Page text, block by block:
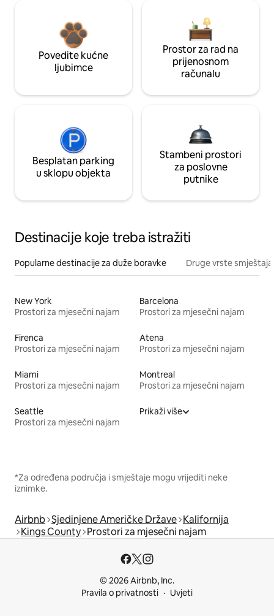
Povedite kućne
ljubimce
Prostor za rad na
prijenosnom
računalu
Besplatan parking
u sklopu objekta
Stambeni prostori
za poslovne
putnike
Destinacije koje treba istražiti
Popularne destinacije za duže boravke Druge vrste smještaja
New York
Prostori za mjesečni najam
Barcelona
Prostori za mjesečni najam
Firenca
Prostori za mjesečni najam
Atena
Prostori za mjesečni najam
Miami
Prostori za mjesečni najam
Montreal
Prostori za mjesečni najam
Seattle
Prostori za mjesečni najam
Prikaži više
*Za određena područja i smještaje mogu vrijediti neke
iznimke.
Airbnb Sjedinjene Američke Države Kalifornija
Kings County Prostori za mjesečni najam
© 2026 Airbnb, Inc.
Pravila o privatnosti
Uvjeti